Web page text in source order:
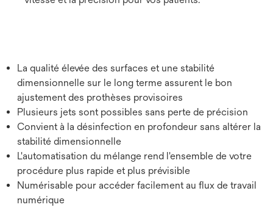
La qualité élevée des surfaces et une stabilité
dimensionnelle sur le long terme assurent le bon
ajustement des prothèses provisoires
Plusieurs jets sont possibles sans perte de précision
Convient à la désinfection en profondeur sans altérer la
stabilité dimensionnelle
L'automatisation du mélange rend l'ensemble de votre
procédure plus rapide et plus prévisible
Numérisable pour accéder facilement au flux de travail
numérique